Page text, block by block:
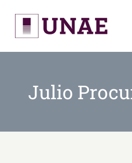
content
Julio